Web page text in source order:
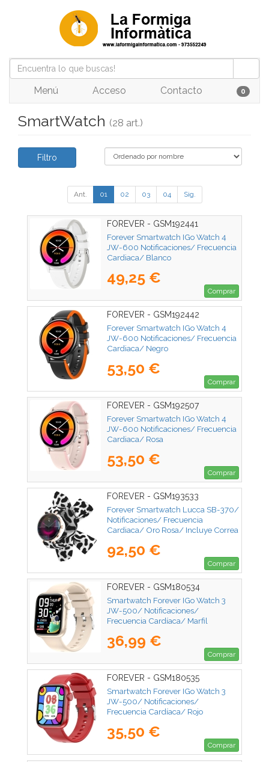
Menú Acceso Contacto 0
SmartWatch (28 art.)
Filtro
Ant. 01 02 03 04 Sig.
FOREVER - GSM192441
Forever Smartwatch IGo Watch 4
JW-600 Notificaciones/ Frecuencia
Cardiaca/ Blanco
49,25 €
Comprar
FOREVER - GSM192442
Forever Smartwatch IGo Watch 4
JW-600 Notificaciones/ Frecuencia
Cardiaca/ Negro
53,50 €
Comprar
FOREVER - GSM192507
Forever Smartwatch IGo Watch 4
JW-600 Notificaciones/ Frecuencia
Cardiaca/ Rosa
53,50 €
Comprar
FOREVER - GSM193533
Forever Smartwatch Lucca SB-370/
Notificaciones/ Frecuencia
Cardiaca/ Oro Rosa/ Incluye Correa
92,50 €
Comprar
FOREVER - GSM180534
Smartwatch Forever IGo Watch 3
JW-500/ Notificaciones/
Frecuencia Cardíaca/ Marfil
36,99 €
Comprar
FOREVER - GSM180535
Smartwatch Forever IGo Watch 3
JW-500/ Notificaciones/
Frecuencia Cardíaca/ Rojo
35,50 €
Comprar